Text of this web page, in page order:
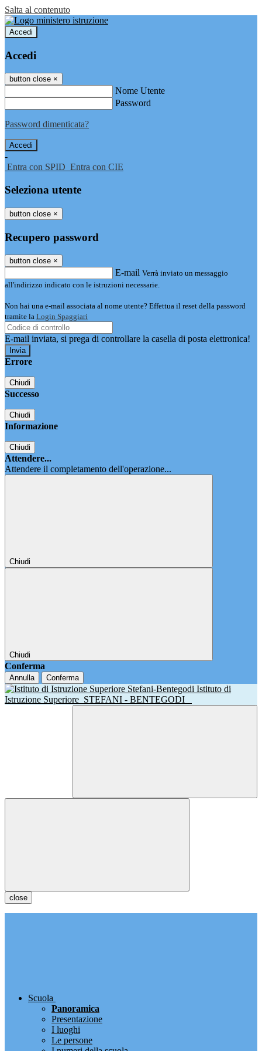
Salta al contenuto
Accedi
Accedi
button close ×
Nome Utente
Password
Password dimenticata?
-
Entra con SPID Entra con CIE
Seleziona utente
button close ×
Recupero password
button close ×
E-mail Verrà inviato un messaggio
all'indirizzo indicato con le istruzioni necessarie.
Non hai una e-mail associata al nome utente? Effettua il reset della password
tramite la Login Spaggiari
E-mail inviata, si prega di controllare la casella di posta elettronica!
Errore
Chiudi
Successo
Chiudi
Informazione
Chiudi
Attendere...
Attendere il completamento dell'operazione...
Chiudi
Chiudi
Conferma
Annulla Conferma
Istituto di
Istruzione Superiore STEFANI - BENTEGODI
close
Scuola
Panoramica
Presentazione
I luoghi
Le persone